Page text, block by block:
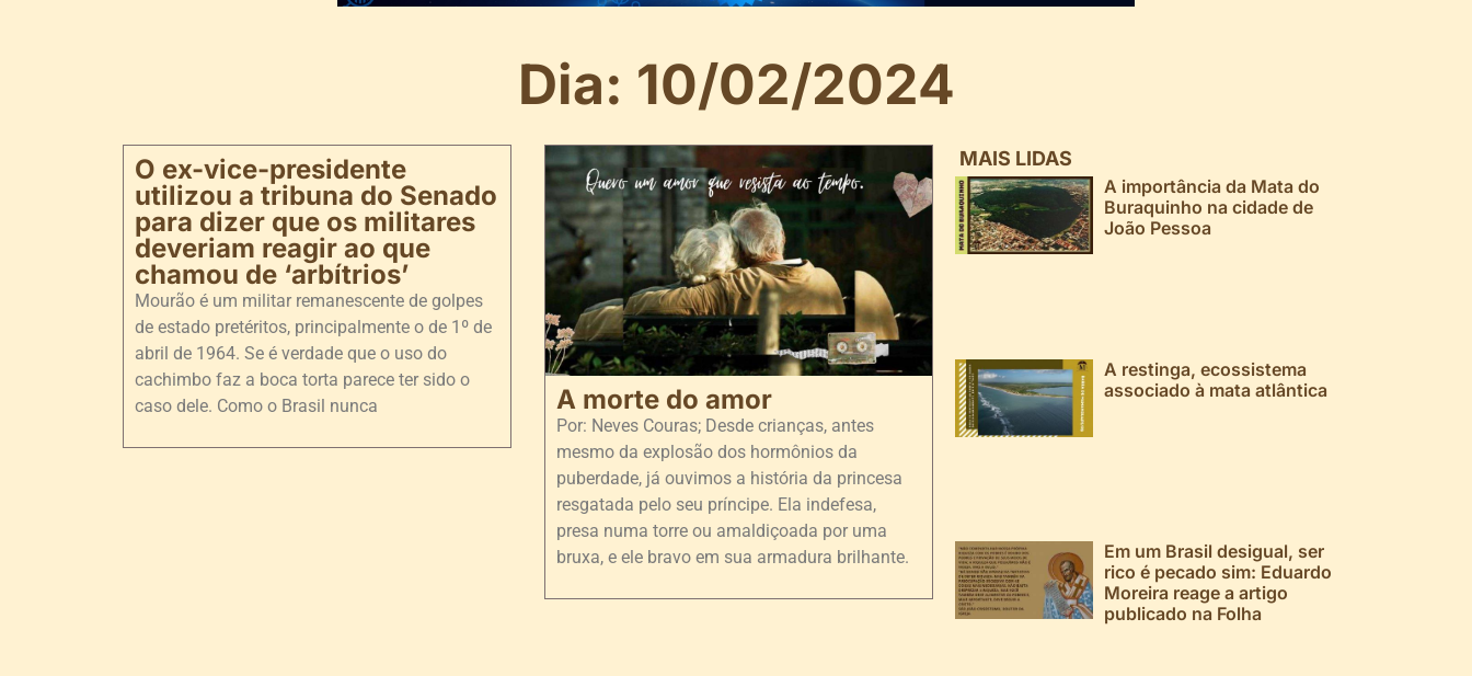
Dia: 10/02/2024
O ex-vice-presidente
utilizou a tribuna do Senado
para dizer que os militares
deveriam reagir ao que
chamou de ‘arbítrios’
Mourão é um militar remanescente de golpes
de estado pretéritos, principalmente o de 1º de
abril de 1964. Se é verdade que o uso do
cachimbo faz a boca torta parece ter sido o
caso dele. Como o Brasil nunca
A morte do amor
Por: Neves Couras; Desde crianças, antes
mesmo da explosão dos hormônios da
puberdade, já ouvimos a história da princesa
resgatada pelo seu príncipe. Ela indefesa,
presa numa torre ou amaldiçoada por uma
bruxa, e ele bravo em sua armadura brilhante.
MAIS LIDAS
A importância da Mata do
Buraquinho na cidade de
João Pessoa
A restinga, ecossistema
associado à mata atlântica
Em um Brasil desigual, ser
rico é pecado sim: Eduardo
Moreira reage a artigo
publicado na Folha